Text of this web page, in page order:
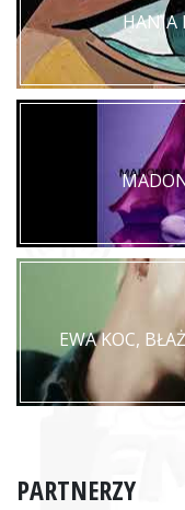
HANIA
EWA KOC,
PARTNERZY